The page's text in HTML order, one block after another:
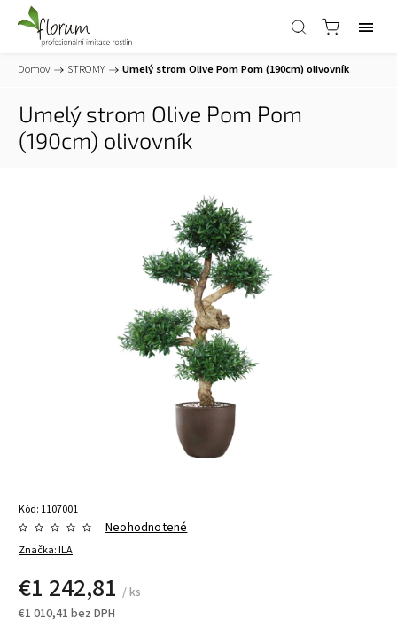
Domov / STROMY / Umelý strom Olive Pom Pom (190cm)olivovník
Umelý strom Olive Pom Pom
(190cm) olivovník
Kód: 1107001
Značka:ILA
Neohodnotené
€1 242,81 / ks
€1 010,41 bez DPH